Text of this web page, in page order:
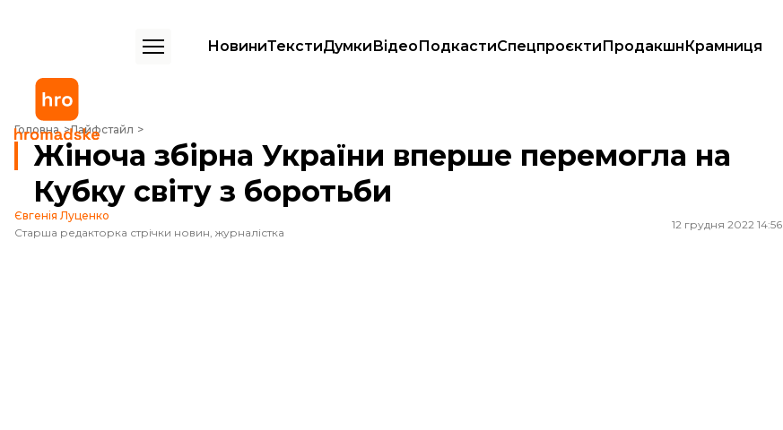
НовиниТекстиДумкиВідеоПодкастиСпецпроєктиПродакшнКрамниця
Головна Лайфстайл
Жіноча збірна України вперше перемогла на Кубку світу з боротьби
Жіноча збірна України вперше перемогла на
Кубку світу з боротьби
Євгенія Луценко
Старша редакторка стрічки новин, журналістка
12 грудня 2022 14:56